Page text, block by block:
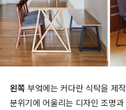
왼쪽 부엌에는 커다란 식탁을 제
분위기에 어울리는 디자인 조명